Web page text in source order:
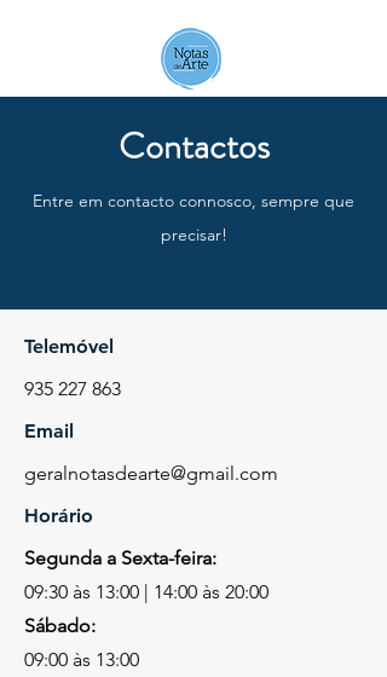
Notas de Arte
Contactos
Entre em contacto connosco, sempre que
precisar!
Telemóvel
935 227 863
Email
geralnotasdearte@gmail.com
Horário
Segunda a Sexta-feira:
09:30 às 13:00 | 14:00 às 20:00
Sábado:
09:00 às 13:00